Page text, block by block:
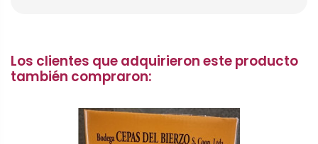
Los clientes que adquirieron este producto
también compraron: